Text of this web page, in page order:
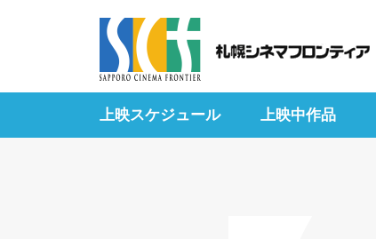
上映スケジュール 上映中作品